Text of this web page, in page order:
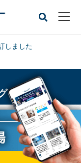
しました
なものへと変化- 電通が